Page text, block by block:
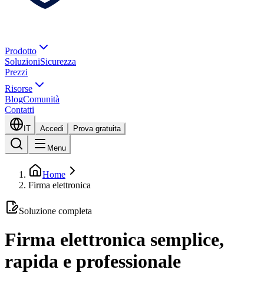
Prodotto
SoluzioniSicurezza
Prezzi
Risorse
BlogComunità
Contatti
IT Accedi Prova gratuita
Menu
Home
Firma elettronica
Soluzione completa
Firma elettronica semplice,
rapida e professionale